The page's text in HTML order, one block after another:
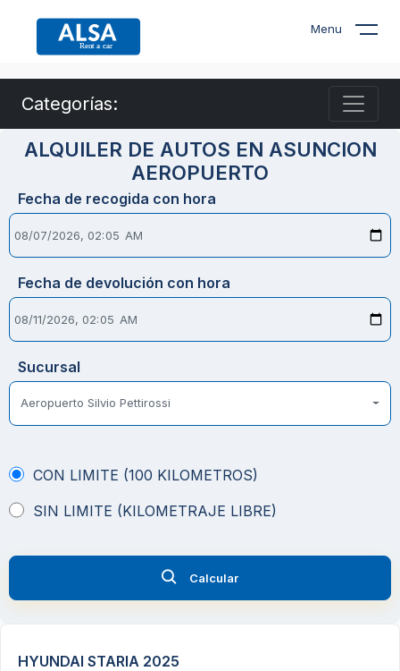
Menu
Categorías:
ALQUILER DE AUTOS EN ASUNCION
AEROPUERTO
Fecha de recogida con hora
Fecha de devolución con hora
Sucursal
Aeropuerto Silvio Pettirossi
CON LIMITE (100 KILOMETROS)
SIN LIMITE (KILOMETRAJE LIBRE)
Calcular
HYUNDAI STARIA 2025